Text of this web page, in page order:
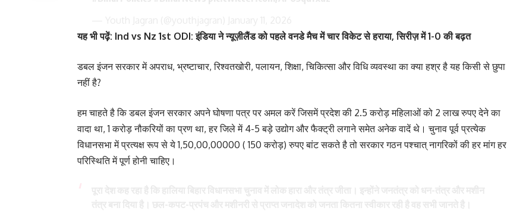
यह भी पढ़ें: Ind vs Nz 1st ODI: इंडिया ने न्यूज़ीलैंड को पहले वनडे मैच में चार विकेट से हराया, सिरीज़ में 1-0 की बढ़त
डबल इंजन सरकार में अपराध, भ्रष्टाचार, रिश्वतखोरी, पलायन, शिक्षा, चिकित्सा और विधि व्यवस्था का क्या हश्र है यह किसी से छुपा
नहीं है?
हम चाहते है कि डबल इंजन सरकार अपने घोषणा पत्र पर अमल करें जिसमें प्रदेश की 2.5 करोड़ महिलाओं को 2 लाख रुपए देने का
वादा था, 1 करोड़ नौकरियों का प्रण था, हर जिले में 4-5 बड़े उद्योग और फैक्ट्री लगाने समेत अनेक वादें थे। चुनाव पूर्व प्रत्येक
विधानसभा में प्रत्यक्ष रूप से ये 1,50,00,00000 ( 150 करोड़) रुपए बांट सकते है तो सरकार गठन पश्चात् नागरिकों की हर मांग हर
परिस्थिति में पूर्ण होनी चाहिए।